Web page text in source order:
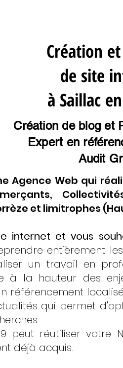
Création
de site
à Saillac
Création de blog et
Expert en
Audit
Agence Web qui
et limitrophes
internet et vous
entièrement
un travail en
à la hauteur des
référencement
qui permet
peut réutiliser
déjà acquis.